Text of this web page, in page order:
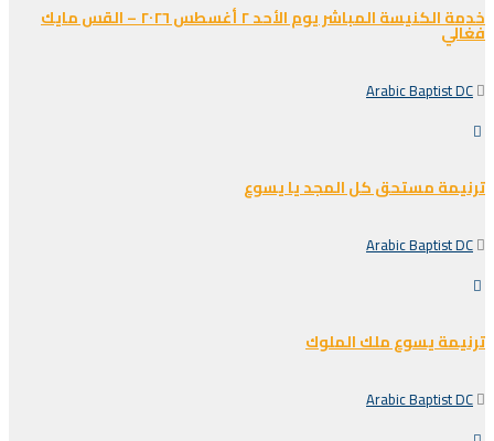
خدمة الكنيسة المباشر يوم الأحد ٢ أغسطس ٢٠٢٦ – القس مايك
فغالي
Arabic Baptist DC
ترنيمة مستحق كل المجد يا يسوع
Arabic Baptist DC
ترنيمة يسوع ملك الملوك
Arabic Baptist DC